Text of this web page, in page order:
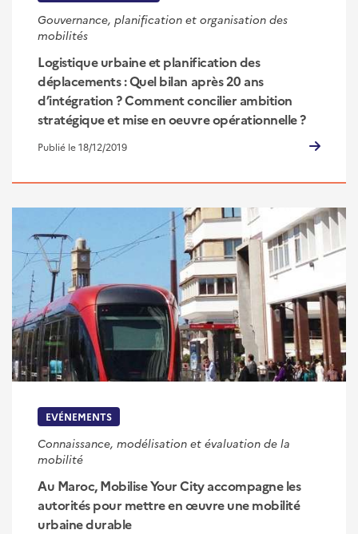
Gouvernance, planification et organisation des
mobilités
Logistique urbaine et planification des
déplacements : Quel bilan après 20 ans
d’intégration ? Comment concilier ambition
stratégique et mise en oeuvre opérationnelle ?
Publié le 18/12/2019
EVÉNEMENTS
Connaissance, modélisation et évaluation de la
mobilité
Au Maroc, Mobilise Your City accompagne les
autorités pour mettre en œuvre une mobilité
urbaine durable